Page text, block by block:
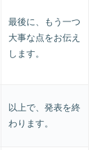
最後に、もう一つ
大事な点をお伝え
します。
以上で、発表を終
わります。